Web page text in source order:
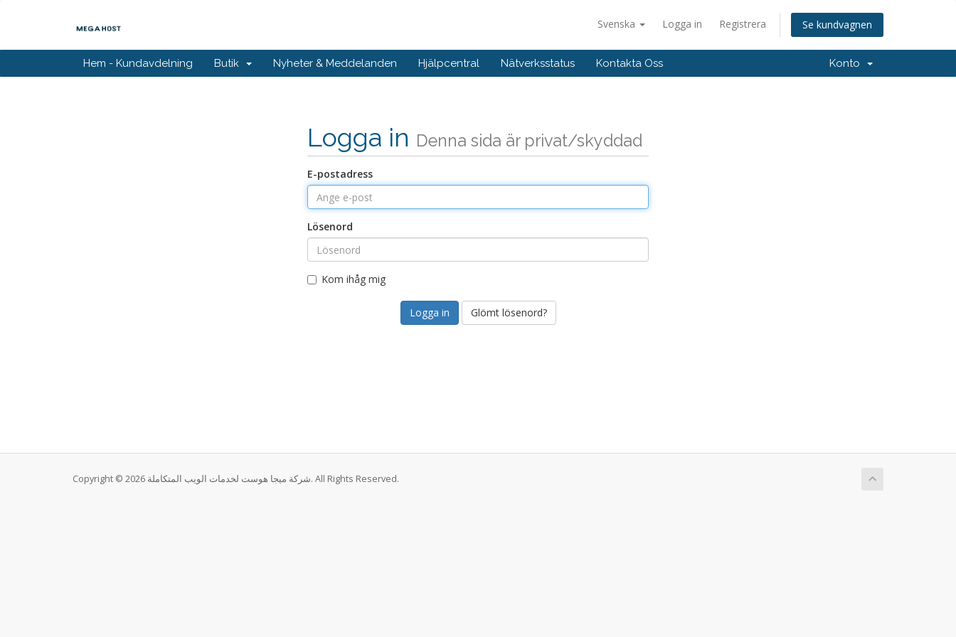
Svenska Logga in Registrera Se kundvagnen
Hem - Kundavdelning Butik Nyheter & Meddelanden Hjälpcentral Nätverksstatus Kontakta Oss Konto
Logga in Denna sida är privat/skyddad
E-postadress
Lösenord
Kom ihåg mig
Glömt lösenord?
Copyright © 2026 شركة ميجا هوست لخدمات الويب المتكاملة. All Rights Reserved.